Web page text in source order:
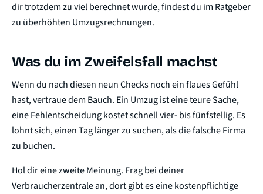
dir trotzdem zu viel berechnet wurde, findest du im Ratgeber
zu überhöhten Umzugsrechnungen.
Was du im Zweifelsfall machst
Wenn du nach diesen neun Checks noch ein flaues Gefühl
hast, vertraue dem Bauch. Ein Umzug ist eine teure Sache,
eine Fehlentscheidung kostet schnell vier- bis fünfstellig. Es
lohnt sich, einen Tag länger zu suchen, als die falsche Firma
zu buchen.
Hol dir eine zweite Meinung. Frag bei deiner
Verbraucherzentrale an, dort gibt es eine kostenpflichtige